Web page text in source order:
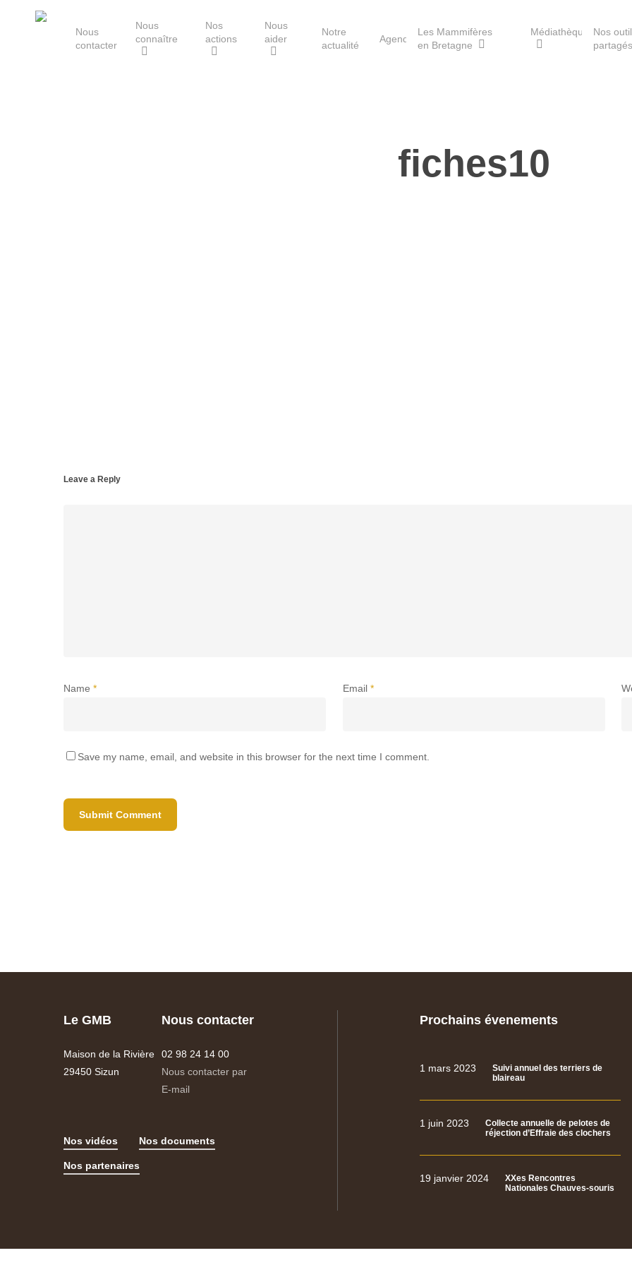
Nous
contacter
Nous
connaître
Nos
actions
Les Havres de paix pour la
loutre
Nous
aider
Notre
actualité
Agenda
Les Mammifères
en Bretagne
Médiathèque
Nos
partagés
fiches10
Leave a Reply
Name * Email *
Save my name, email, and website in this browser for the next time I comment.
Le GMB
Maison de la Rivière
29450 Sizun
Nous contacter
02 98 24 14 00
Nous contacter par
E-mail
Nos vidéos Nos documents
Nos partenaires
Prochains évenements
1 mars 2023
Suivi annuel des terriers de
blaireau
1 juin 2023
Collecte annuelle de pelotes de
réjection d’Effraie des clochers
19 janvier 2024
XXes Rencontres
Nationales Chauves-souris